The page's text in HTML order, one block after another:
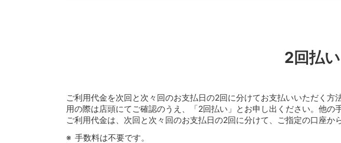
2回払い
ご利用代金を次回と次々回のお支払日の2回に分けてお支払いいただく
用の際は店頭にてご確認のうえ、「2回払い」とお申し出ください。他の
ご利用代金は、次回と次々回のお支払日の2回に分けて、ご指定の口座か
手数料は不要です。